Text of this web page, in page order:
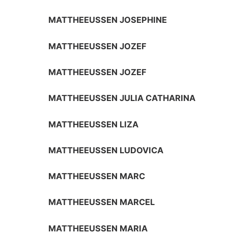
MATTHEEUSSEN JOSEPHINE
MATTHEEUSSEN JOZEF
MATTHEEUSSEN JOZEF
MATTHEEUSSEN JULIA CATHARINA
MATTHEEUSSEN LIZA
MATTHEEUSSEN LUDOVICA
MATTHEEUSSEN MARC
MATTHEEUSSEN MARCEL
MATTHEEUSSEN MARIA